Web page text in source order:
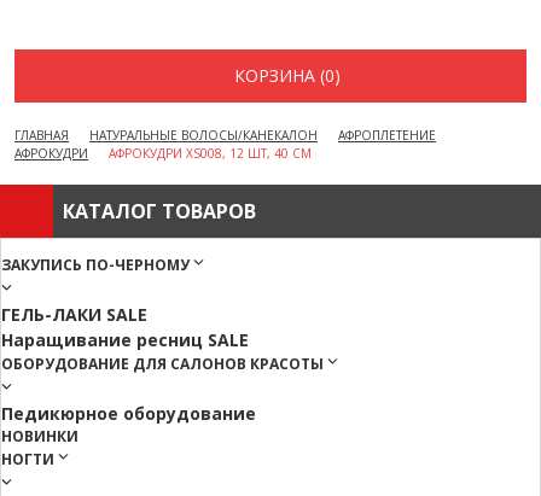
КОРЗИНА (0)
ГЛАВНАЯ НАТУРАЛЬНЫЕ ВОЛОСЫ/КАНЕКАЛОН
АФРОПЛЕТЕНИЕ
АФРОКУДРИ
АФРОКУДРИ XS008, 12 ШТ, 40 СМ
КАТАЛОГ ТОВАРОВ
ЗАКУПИСЬ ПО-ЧЕРНОМУ
ГЕЛЬ-ЛАКИ SALE
Наращивание ресниц SALE
ОБОРУДОВАНИЕ ДЛЯ САЛОНОВ КРАСОТЫ
Педикюрное оборудование
НОВИНКИ
НОГТИ